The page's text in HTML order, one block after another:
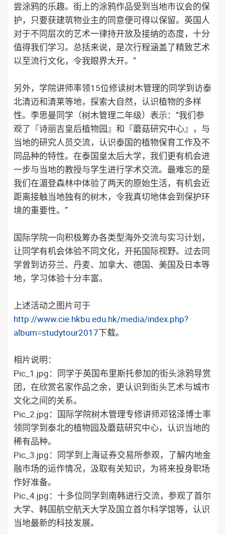
尝涂鸦的乐趣。街上的涂鸦作品受到当地市议会的保
护，只要获建筑物业主的同意便可得以保留。英国人
对于不同层次的艺术一律持开放及接纳的态度，十分
值得我们学习。总括来说，是次行程涵盖了精致艺术
以至流行文化，令我眼界大开。”
另外，学院讲师率领15位修读树木管理的同学到访泰
北清迈和清莱等地，探索大自然，认识植物的多样
性。李思曼同学（树木管理二年级）表示：“我们参
观了『诗丽吉皇后植物园』和『蘑菇研究中心』，与
当地的研究人员交流，认识泰国的植物保育工作及不
同品种的特性。在泰国皇太后大学，我们更有机会进
一步与当地的教授与学生进行学术交流。最难忘的是
我们在湄登森林中体验了两天的原始生活，有机会近
距离接触当地独有的树木，令我真切地体会到保护环
境的重要性。”
国际学院一向积极筹办各类型海外交流与实习计划，
让同学有机会体验不同文化，开拓国际视野。过去同
学曾到访芬兰、丹麦、加拿大、德国、美国及日本等
地，学习体验十分丰富。
上述活动之图片可于
http://www.cie.hkbu.edu.hk/media/index.php?
album=studytour2017下载。
相片说明：
Pic_1.jpg：同学于英国布里斯托参加的街头涂鸦导赏
团，在欣赏名家作品之余，更认识到街头艺术与城市
文化之间的关系。
Pic_2.jpg：国际学院树木管理专修讲师邓铭泽博士率
领同学到泰北的植物园及蘑菇研究中心，认识当地的
稀有品种。
Pic_3.jpg：同学到上海证券交易所参观，了解内地金
融市场的运作情况，汲取有关知识，为将来投身职场
作好准备。
Pic_4.jpg：十多位同学到南韩进行交流，参观了首尔
大学、韩国航空航天大学及国立首尔科学馆等，认识
当地最新的科技发展。